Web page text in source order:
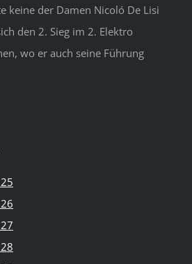
keine der Damen Nicoló De Lisi
den 2. Sieg im 2. Elektro
wo er auch seine Führung